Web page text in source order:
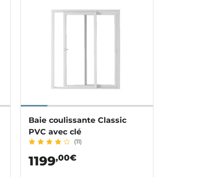
Baie coulissante Classic
PVC avec clé
(11)
1199,00€